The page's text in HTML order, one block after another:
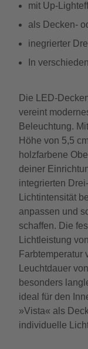
mit Up-
als Decken-
inegrierter
In
Die LED-
vereint
Beleuchtung.
Höhe von 5,5
holzfarbene
deiner
integrierten
Lichtintensität
anpassen und
schaffen. Die
Lichtleistung
Farbtemperatur
Leuchtdauer
besonders
ideal für den
»Vista« als
individuelle